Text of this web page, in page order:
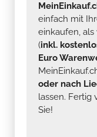
einfach mit
einkaufen,
(inkl.
Euro
oder nach
lassen. Fertig
Sie!